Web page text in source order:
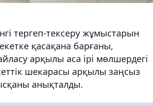
тергеп-тексеру жұмыстарын
қасақана барғаны,
арқылы аса ірі мөлшердегі
шекарасы арқылы заңсыз
анықталды.